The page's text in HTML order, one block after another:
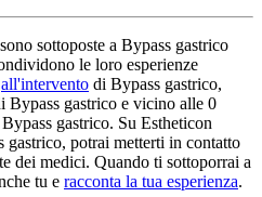
sottoposte a Bypass gastrico
le loro esperienze
all'intervento di Bypass gastrico,
Bypass gastrico e vicino alle 0
Bypass gastrico. Su Estheticon
gastrico, potrai metterti in contatto
dei medici. Quando ti sottoporrai a
tu e racconta la tua esperienza.